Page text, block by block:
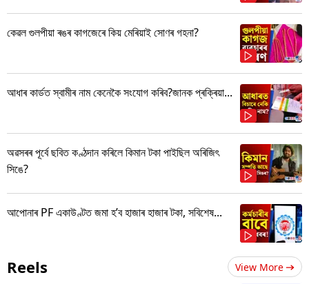
কেৱল গুলপীয়া ৰঙৰ কাগজেৰে কিয় মেৰিয়াই সোণৰ গহনা?
আধাৰ কাৰ্ডত স্বামীৰ নাম কেনেকৈ সংযোগ কৰিব?জানক প্ৰক্ৰিয়া...
অৱসৰৰ পূৰ্বে ছবিত কণ্ঠদান কৰিলে কিমান টকা পাইছিল অৰিজিৎ
সিঙে?
আপোনাৰ PF একাউণ্টত জমা হ’ব হাজাৰ হাজাৰ টকা, সবিশেষ...
Reels View More